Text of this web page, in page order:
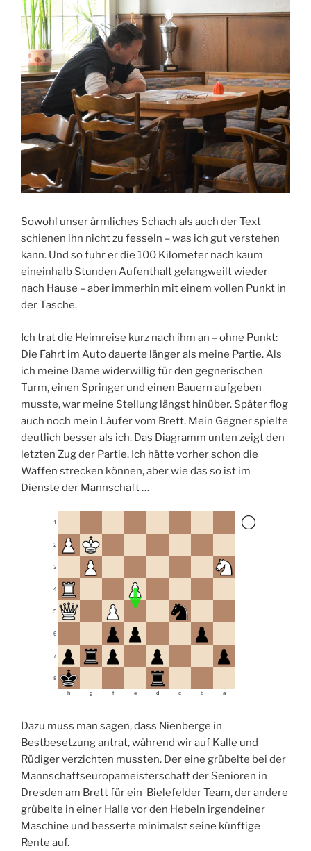
Sowohl unser ärmliches Schach als auch der Text
schienen ihn nicht zu fesseln – was ich gut verstehen
kann. Und so fuhr er die 100 Kilometer nach kaum
eineinhalb Stunden Aufenthalt gelangweilt wieder
nach Hause – aber immerhin mit einem vollen Punkt in
der Tasche.
Ich trat die Heimreise kurz nach ihm an – ohne Punkt:
Die Fahrt im Auto dauerte länger als meine Partie. Als
ich meine Dame widerwillig für den gegnerischen
Turm, einen Springer und einen Bauern aufgeben
musste, war meine Stellung längst hinüber. Später flog
auch noch mein Läufer vom Brett. Mein Gegner spielte
deutlich besser als ich. Das Diagramm unten zeigt den
letzten Zug der Partie. Ich hätte vorher schon die
Waffen strecken können, aber wie das so ist im
Dienste der Mannschaft …
1
2
3
4
5
6
7
8
a
b
c
d
e
f
g
h
Dazu muss man sagen, dass Nienberge in
Bestbesetzung antrat, während wir auf Kalle und
Rüdiger verzichten mussten. Der eine grübelte bei der
Mannschaftseuropameisterschaft der Senioren in
Dresden am Brett für ein Bielefelder Team, der andere
grübelte in einer Halle vor den Hebeln irgendeiner
Maschine und besserte minimalst seine künftige
Rente auf.